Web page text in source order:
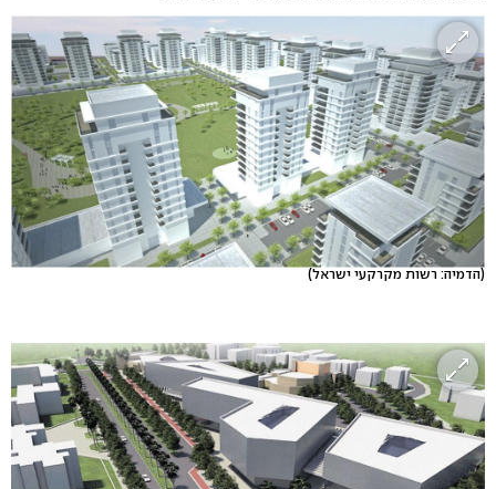
(הדמיה: רשות מקרקעי ישראל)